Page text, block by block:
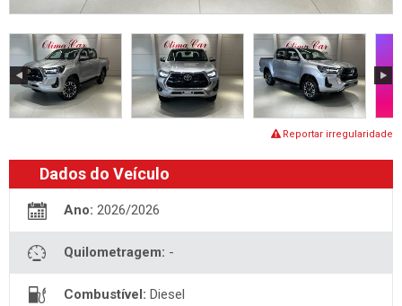
Reportar irregularidade
Dados do Veículo
Ano: 2026/2026
Quilometragem: -
Combustível: Diesel